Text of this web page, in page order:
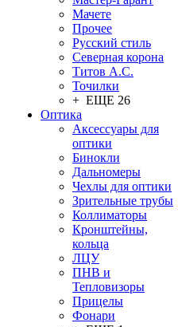
Мачете
Прочее
Русский стиль
Северная корона
Титов А.С.
Точилки
+ ЕЩЕ 26
Оптика
Аксессуары для
оптики
Бинокли
Дальномеры
Чехлы для оптики
Зрительные трубы
Коллиматоры
Кронштейны,
кольца
ЛЦУ
ПНВ и
Тепловизоры
Прицелы
Фонари